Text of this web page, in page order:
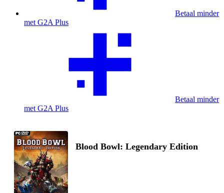
Betaal minder
met G2A Plus
Betaal minder
met G2A Plus
Blood Bowl: Legendary Edition